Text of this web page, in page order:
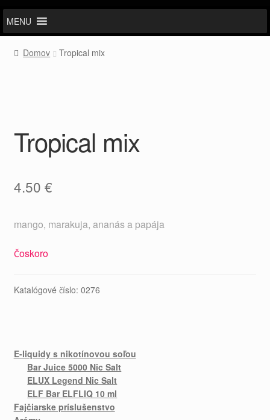
MENU
Domov Tropical mix
Tropical mix
4.50 €
mango, marakuja, ananás a papája
Čoskoro
Katalógové číslo: 0276
E-liquidy s nikotínovou soľou
Bar Juice 5000 Nic Salt
ELUX Legend Nic Salt
ELF Bar ELFLIQ 10 ml
Fajčiarske príslušenstvo